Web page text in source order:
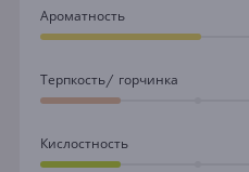
Ароматность
Терпкость/ горчинка
Кислостность